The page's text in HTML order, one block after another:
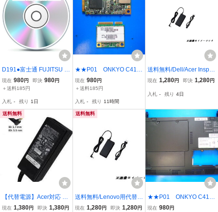
D191●富士通 FUJITSU F
MV-BIBLO LOOX M/G30
FMVLMG30B2 FMVLMG
用 Windows 7 Starter 32
bit リカバリ-DVD
現在 980円 即決 980円
＋送料185円
入札 - 残り 1日
★★P01 ONKYO C411
A6 無線LAN ＆ 地デジ
チューナーユニット
現在 980円
＋送料185円
入札 - 残り 11時間
送料無料/Dell/Acer Inspir
on Mini 9/10/12/910対応
V
現在 1,280円 即決 1,280円
入札 - 残り 4日
送料無料
【代替電源】Acer対応 19
V3.42A/ACアダプター AD
現在 1,380円 即決 1,380円
送料無料
送料無料/Lenovo用代替電
源/Lenovo IdeaPad S9e/
現在 1,280円 即決 1,280円
★★P01 ONKYO C411
A6 底面ユニット
現在 980円